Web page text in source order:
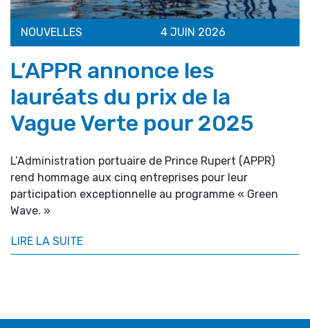
NOUVELLES 4 JUIN 2026
L’APPR annonce les
lauréats du prix de la
Vague Verte pour 2025
L’Administration portuaire de Prince Rupert (APPR)
rend hommage aux cinq entreprises pour leur
participation exceptionnelle au programme « Green
Wave. »
LIRE LA SUITE